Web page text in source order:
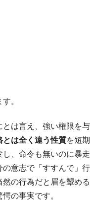
。
は言え、強い権限を与
とは全く違う性質を短期
、命令も無いのに暴走
の意志で「すすんで」行
の行為だと眉を顰める
の事実です。